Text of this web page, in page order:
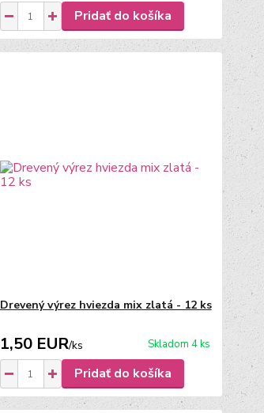
Pridať do košíka
Drevený výrez hviezda mix zlatá - 12 ks
1,50 EUR/ks Skladom 4 ks
Pridať do košíka